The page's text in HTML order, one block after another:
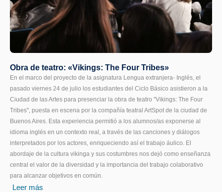
Obra de teatro: «Vikings: The Four Tribes»
En el marco del proyecto de la asignatura Lengua extranjera- Inglés, el
pasado viernes 24 de julio los estudiantes del Ciclo Básico asistieron a la
Ciudad de las Artes para presenciar la obra de teatro "Vikings: The Four
Tribes", puesta en escena por la compañía teatral ArtSpot de la ciudad de
Buenos Aires. Esta experiencia permitió a los alumnos/as exponerse al
idioma inglés en un contexto real, a través de las canciones y diálogos
interpretados por los actores, enriqueciendo así el trabajo áulico. El
abordaje de la cultura vikinga y sus costumbres nos dejó como enseñanza
central el valor de la diversidad y la importancia del trabajo colaborativo
para alcanzar objetivos en común.
Leer más